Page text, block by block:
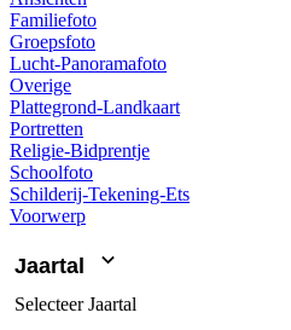
Familiefoto
Groepsfoto
Lucht-Panoramafoto
Overige
Plattegrond-Landkaart
Portretten
Religie-Bidprentje
Schoolfoto
Schilderij-Tekening-Ets
Voorwerp
Jaartal
SelecteerJaartal